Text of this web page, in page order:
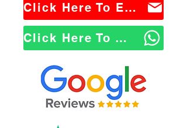
Click Here To Email Us
Click Here To WhatsApp Us